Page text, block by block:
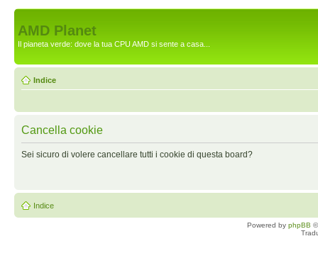
AMD Planet
Il pianeta verde: dove la tua CPU AMD si sente a casa...
Indice
Cancella cookie
Sei sicuro di volere cancellare tutti i cookie di questa board?
Indice
Powered by phpBB